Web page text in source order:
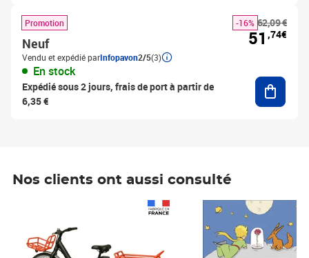
Promotion
Neuf
Vendu et expédié parInfopavon2/5(3)
En stock
Expédié sous 2 jours, frais de port à partir de
6,35 €
62,09 €
-16%
51 ,74€
Nos clients ont aussi consulté
Prix 7,50€